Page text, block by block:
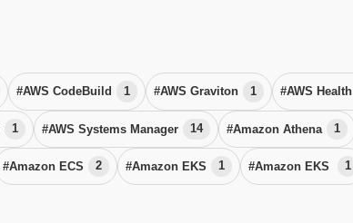
#AWS CodeBuild 1 #AWS Graviton 1 #AWS Health
1 #AWS Systems Manager 14 #Amazon Athena 1
#Amazon ECS 2 #Amazon EKS 1 #Amazon EKS 1